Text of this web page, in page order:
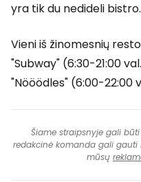
yra tik du nedideli bistro.
Vieni iš žinomesnių
"Subway" (6:30-21:00
"Nööödles" (6:00-22:00
Šiame straipsnyje gali
redakcinė komanda gali gauti
mūsų